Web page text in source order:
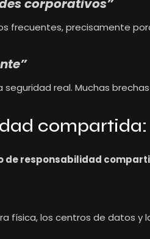
corporativos”
frecuentes, precisamente
real. Muchas
de responsabilidad
física, los centros de datos y